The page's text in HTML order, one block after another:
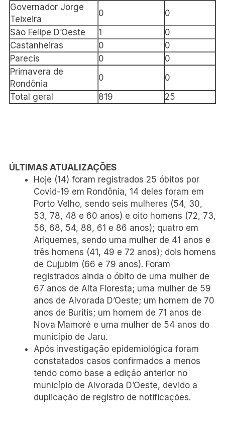
Governador Jorge
Teixeira
0
0
São Felipe D’Oeste
1
0
Castanheiras
0
0
Parecis
0
0
Primavera de
Rondônia
0
0
Total geral
819 25
ÚLTIMAS ATUALIZAÇÕES
Hoje (14) foram registrados 25 óbitos por
Covid-19 em Rondônia, 14 deles foram em
Porto Velho, sendo seis mulheres (54, 30,
53, 78, 48 e 60 anos) e oito homens (72, 73,
56, 68, 54, 88, 61 e 86 anos); quatro em
Ariquemes, sendo uma mulher de 41 anos e
três homens (41, 49 e 72 anos); dois homens
de Cujubim (66 e 79 anos). Foram
registrados ainda o óbito de uma mulher de
67 anos de Alta Floresta; uma mulher de 59
anos de Alvorada D’Oeste; um homem de 70
anos de Buritis; um homem de 71 anos de
Nova Mamoré e uma mulher de 54 anos do
município de Jaru.
Após investigação epidemiológica foram
constatados casos confirmados a menos
tendo como base a edição anterior no
município de Alvorada D’Oeste, devido a
duplicação de registro de notificações.